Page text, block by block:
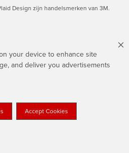
your device to enhance site
and deliver you advertisements
Accept Cookies
Design zijn handelsmerken van 3M.